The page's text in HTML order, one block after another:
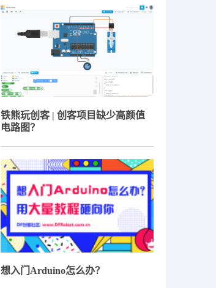
铁熊玩创客 | 创客项目缺少高颜值
电路图？
想入门Arduino怎么办？